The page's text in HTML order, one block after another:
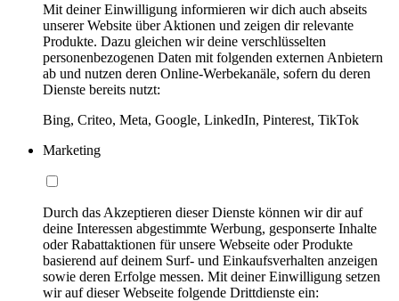
Mit deiner Einwilligung informieren wir dich auch abseits
unserer Website über Aktionen und zeigen dir relevante
Produkte. Dazu gleichen wir deine verschlüsselten
personenbezogenen Daten mit folgenden externen Anbietern
ab und nutzen deren Online-Werbekanäle, sofern du deren
Dienste bereits nutzt:
Bing, Criteo, Meta, Google, LinkedIn, Pinterest, TikTok
Marketing
Durch das Akzeptieren dieser Dienste können wir dir auf
deine Interessen abgestimmte Werbung, gesponserte Inhalte
oder Rabattaktionen für unsere Webseite oder Produkte
basierend auf deinem Surf- und Einkaufsverhalten anzeigen
sowie deren Erfolge messen. Mit deiner Einwilligung setzen
wir auf dieser Webseite folgende Drittdienste ein: